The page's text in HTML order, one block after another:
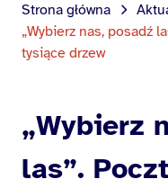
Strona główna
„Wybierz nas, posadź
tysiące drzew
„Wybierz
las”.